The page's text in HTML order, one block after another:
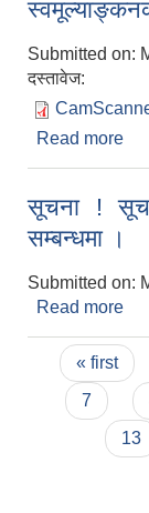
Submitted on:
दस्तावेज:
Read more
सूचना !
सम्बन्धमा ।
Submitted on:
Read more
Pages
« first
7
13